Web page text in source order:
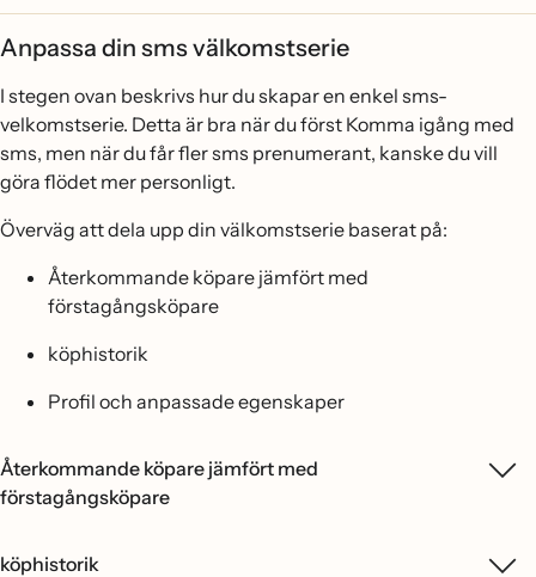
Anpassa din sms välkomstserie
I stegen ovan beskrivs hur du skapar en enkel sms-
velkomstserie. Detta är bra när du först Komma igång med
sms, men när du får fler sms prenumerant, kanske du vill
göra flödet mer personligt.
Överväg att dela upp din välkomstserie baserat på:
Återkommande köpare jämfört med
förstagångsköpare
köphistorik
Profil och anpassade egenskaper
Återkommande köpare jämfört med
förstagångsköpare
köphistorik